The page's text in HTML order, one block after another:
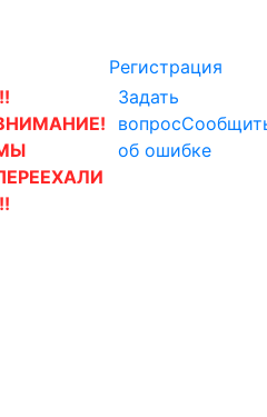
Регистрация
Задать
вопрос
об ошибке